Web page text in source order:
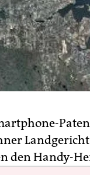
den Handy-